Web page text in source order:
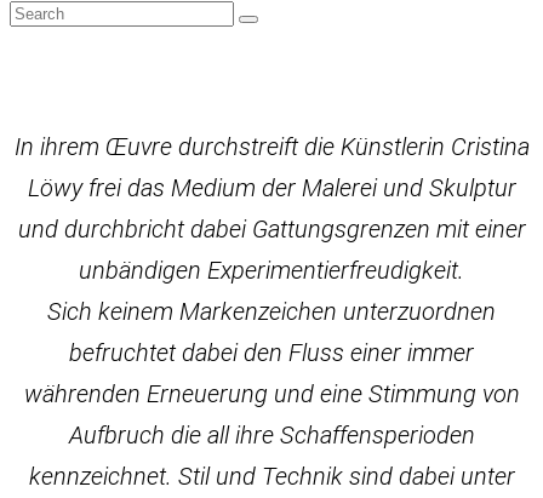
In ihrem Œuvre durchstreift die Künstlerin Cristina
Löwy frei das Medium der Malerei und Skulptur
und durchbricht dabei Gattungsgrenzen mit einer
unbändigen Experimentierfreudigkeit.
Sich keinem Markenzeichen unterzuordnen
befruchtet dabei den Fluss einer immer
währenden Erneuerung und eine Stimmung von
Aufbruch die all ihre Schaffensperioden
kennzeichnet. Stil und Technik sind dabei unter